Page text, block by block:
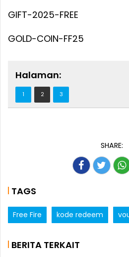
GIFT-2025-FREE
GOLD-COIN-FF25
Halaman:
1 2 3
SHARE:
TAGS
Free Fire kode redeem
BERITA TERKAIT